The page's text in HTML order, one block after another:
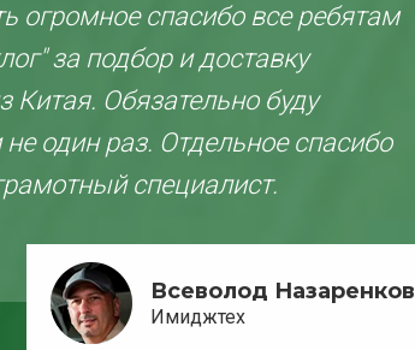
огромное спасибо все ребятам
за подбор и доставку
Китая. Обязательно буду
один раз. Отдельное спасибо
специалист.
Всеволод Назаренков
Имиджтех